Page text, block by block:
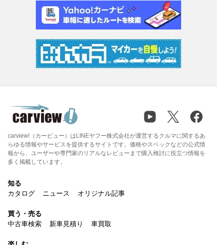
carview!（カービュー）はLINEヤフー株式会社が運営するクルマに関するあ
らゆる情報やサービスを提供するサイトです。価格やスペックなどの公式情
報から、ユーザーや専門家のリアルなレビューまで購入検討に役立つ情報を
多く掲載しています。
知る
カタログ
ニュース オリジナル記事
買う・売る
中古車検索
新車見積り 車買取